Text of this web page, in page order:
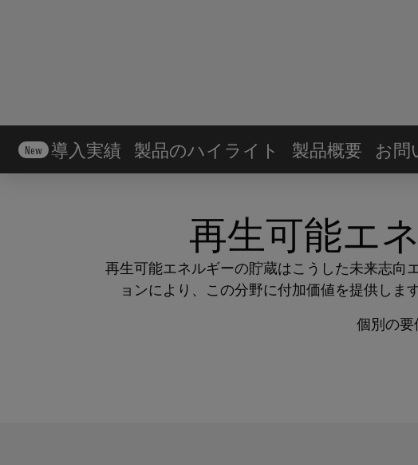
New 導入実績 製品のハイライト 製品概要 お問
再生可能エ
再生可能エネルギーの貯蔵はこうした未来志向
ョンにより、この分野に付加価値を提供しま
個別の要